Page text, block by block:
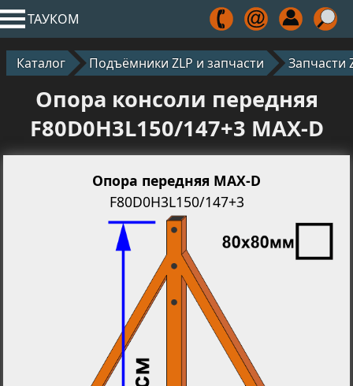
ТАУКОМ
Каталог Подъёмники ZLP и запчасти Запчасти
Опора консоли передняя
F80D0H3L150/147+3 MAX-D
Опора передняя MAX-D
F80D0H3L150/147+3